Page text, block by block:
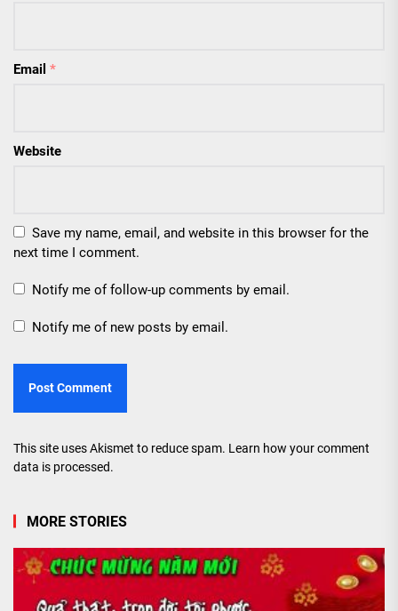
Email *
Website
Save my name, email, and website in this browser for the
next time I comment.
Notify me of follow-up comments by email.
Notify me of new posts by email.
This site uses Akismet to reduce spam. Learn how your comment
data is processed.
MORE STORIES